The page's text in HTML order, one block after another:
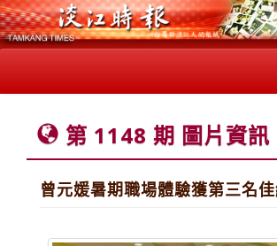
第 1148 期 圖片資訊
曾元媛暑期職場體驗獲第三名